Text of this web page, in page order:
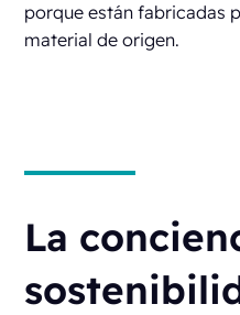
porque están fabricadas
material de origen.
La